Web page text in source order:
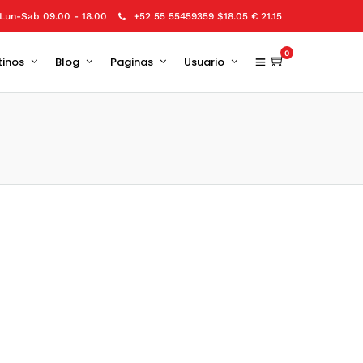
Lun-Sab 09.00 - 18.00 +52 55 55459359 $18.05 € 21.15
Blog Paginas Usuario
0